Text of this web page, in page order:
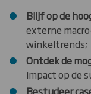
Blijf op de
externe
winkeltrends;
Ontdek de
impact op de
Bestudeer